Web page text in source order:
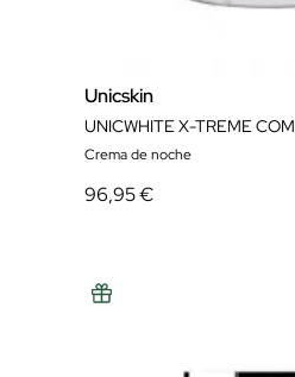
Unicskin
UNICWHITE X-TREME
Crema de noche
96,95 €